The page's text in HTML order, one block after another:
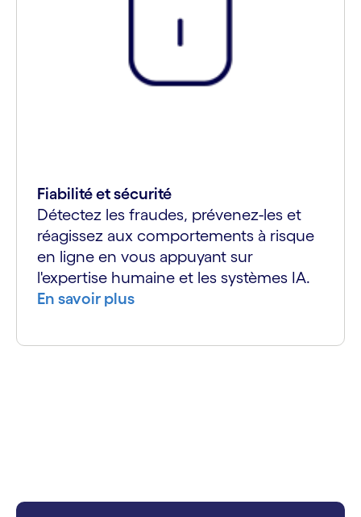
Fiabilité et sécurité
Détectez les fraudes, prévenez-les et
réagissez aux comportements à risque
en ligne en vous appuyant sur
l'expertise humaine et les systèmes IA.
En savoir plus